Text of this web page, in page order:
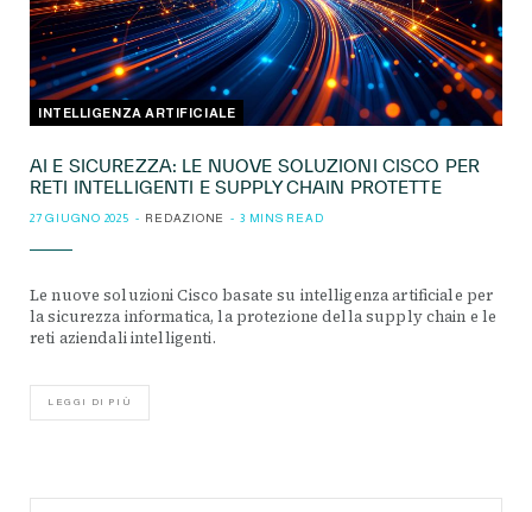
INTELLIGENZA ARTIFICIALE
AI E SICUREZZA: LE NUOVE SOLUZIONI CISCO PER
RETI INTELLIGENTI E SUPPLY CHAIN PROTETTE
27 GIUGNO 2025 REDAZIONE 3 MINS READ
Le nuove soluzioni Cisco basate su intelligenza artificiale per
la sicurezza informatica, la protezione della supply chain e le
reti aziendali intelligenti.
LEGGI DI PIÙ